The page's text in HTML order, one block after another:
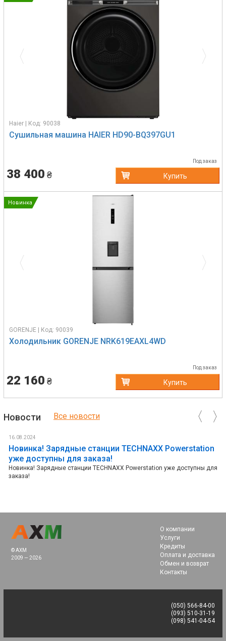
Haier | Код: 90038
Сушильная машина HAIER HD90-BQ397GU1
Под заказ
38 400 ₴ Купить
Новинка
GORENJE | Код: 90039
Холодильник GORENJE NRK619EAXL4WD
Под заказ
22 160 ₴ Купить
Новoсти Все новoсти
16.08.2024
Новинка! Зарядные станции TECHNAXX Powerstation
уже доступны для заказа!
Новинка! Зарядные станции TECHNAXX Powerstation уже доступны для
заказа!
© AXM
2009 — 2026
О компании
Услуги
Кредиты
Оплата и доставка
Обмен и возврат
Контакты
(050) 566-84-00
(093) 510-31-19
(098) 541-04-54